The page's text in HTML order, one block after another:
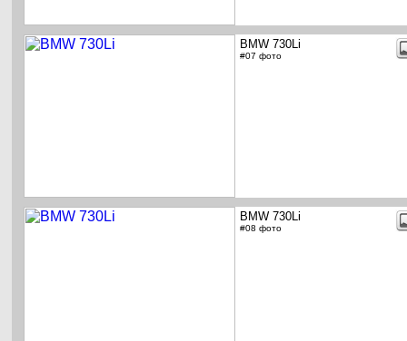
BMW 730Li
#07 фото
BMW 730Li
#08 фото